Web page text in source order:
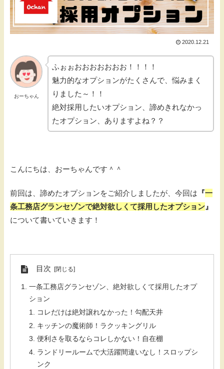
2020.12.21
おーちゃん
ふぉぉおおおおおおお！！！！
魅力的なオプションがたくさんで、悩みまく
りました～！！
絶対採用したいオプション、諦めきれなかっ
たオプション、ありますよね？？
こんにちは、おーちゃんです＾＾
前回は、諦めたオプションをご紹介しましたが、今回は 『一
条工務店グランセゾンで絶対欲しくて採用したオプション 』
について書いていきます！
目次
一条工務店グランセゾン、絶対欲しくて採用したオプ
ション
コレだけは絶対譲れなかった！勾配天井
キッチンの魔術師！ラクッキングリル
便利さを取るならコレしかない！自在棚
ランドリールームで大活躍間違いなし！スロップシ
ンク